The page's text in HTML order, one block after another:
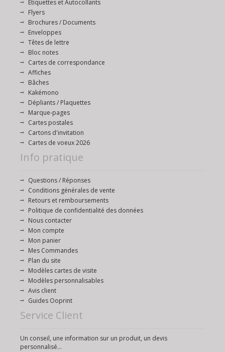
Etiquettes et Autocollants
Flyers
Brochures / Documents
Enveloppes
Têtes de lettre
Bloc notes
Cartes de correspondance
Affiches
Bâches
Kakémono
Dépliants / Plaquettes
Marque-pages
Cartes postales
Cartons d'invitation
Cartes de voeux 2026
Info pratique
Questions / Réponses
Conditions générales de vente
Retours et remboursements
Politique de confidentialité des données
Nous contacter
Mon compte
Mon panier
Mes Commandes
Plan du site
Modèles cartes de visite
Modèles personnalisables
Avis client
Guides Ooprint
Service Client
Un conseil, une information sur un produit, un devis
personnalisé...